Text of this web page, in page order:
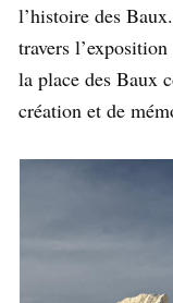
l’histoire des
travers
la place des Baux
création et de